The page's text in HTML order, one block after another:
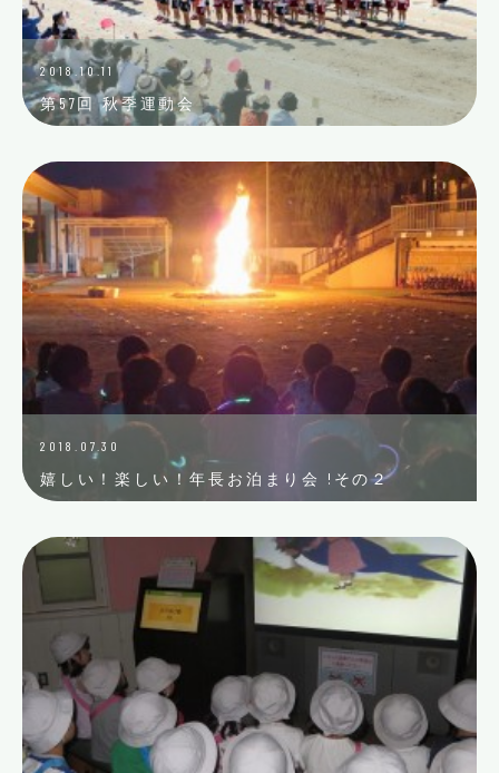
2018.10.11
第57回 秋季運動会
2018.07.30
嬉しい！楽しい！年長お泊まり会 !その２